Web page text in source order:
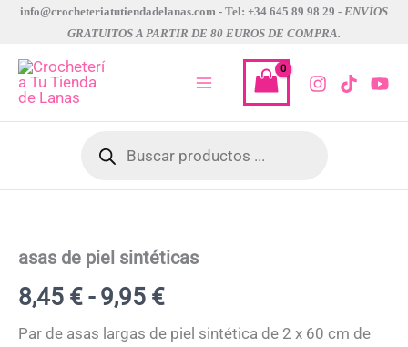
contenido
info@crocheteriatutiendadelanas.com - Tel: +34 645 89 98 29 - ENVÍOS
GRATUITOS A PARTIR DE 80 EUROS DE COMPRA.
productos
asas de piel sintéticas
8,45 € - 9,95 €
de
precios:
desde
Par de asas largas de piel sintética de 2 x 60 cm de
sintéticas